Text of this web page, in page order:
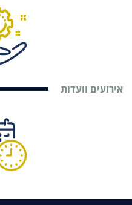
אירועים וועדות